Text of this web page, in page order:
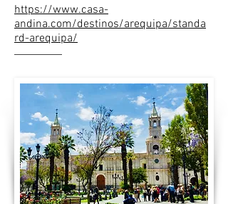
https://www.casa-
andina.com/destinos/arequipa/standa
rd-arequipa/